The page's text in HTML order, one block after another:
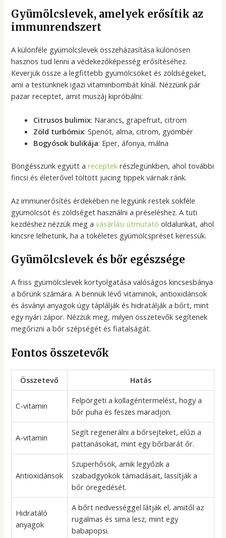
Gyümölcslevek, amelyek erősítik az
immunrendszert
A különféle gyümölcslevek összeházasítása különösen
hasznos tud lenni a védekezőképesség erősítéséhez.
Keverjük össze a legfittebb gyümölcsöket és zöldségeket,
ami a testünknek igazi vitaminbombát kínál. Nézzünk pár
pazar receptet, amit muszáj kipróbálni:
Citrusos bulimix: Narancs, grapefruit, citrom
Zöld turbómix: Spenót, alma, citrom, gyömbér
Bogyósok bulikája: Eper, áfonya, málna
Böngésszünk együtt areceptek részlegünkben, ahol további
fincsi és életerővel töltött juicing tippek várnak ránk.
Az immunerősítés érdekében ne legyünk restek sokféle
gyümölcsöt és zöldséget használni a préseléshez. A tuti
kezdéshez nézzük meg avásárlási útmutató oldalunkat, ahol
kincsre lelhetünk, ha a tökéletes gyümölcspréset keressük.
Gyümölcslevek és bőr egészsége
A friss gyümölcslevek kortyolgatása valóságos kincsesbánya
a bőrünk számára. A bennük lévő vitaminok, antioxidánsok
és ásványi anyagok úgy táplálják és hidratálják a bőrt, mint
egy nyári zápor. Nézzük meg, milyen összetevők segítenek
megőrizni a bőr szépségét és fiatalságát.
Fontos összetevők
Összetevő Hatás
C-vitamin
Felpörgeti a kollagéntermelést, hogy a
bőr puha és feszes maradjon.
A-vitamin
Segít regenerálni a bőrsejteket, elűzi a
pattanásokat, mint egy bőrbarát őr.
Antioxidánsok
Szuperhősök, amik legyőzik a
szabadgyökök támadásait, lassítják a
bőr öregedését.
Hidratáló
anyagok
A bőrt nedvességgel látják el, amitől az
rugalmas és sima lesz, mint egy
babapopsi.